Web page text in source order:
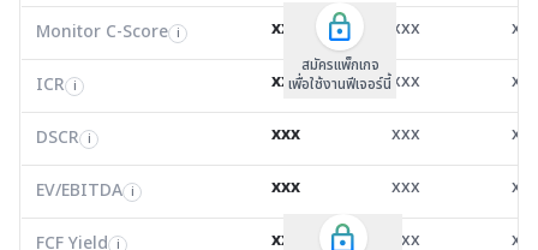
Monitor C-Score
0.00 0.00
ICR i 2.45 46.48
DSCR
EV/EBITDA
8.51 -3.03
FCF Yield i 67.44 -9.46
FCF/Net Income
34.37 -0.21
Monitor C-Score i
ICR i
DSCR i
สมัครแพ็คเกจ B
เพื่อใช้งานฟีเจอร์นี้
FCF Yield i
FCF/Net Income
Net Debt/EBITDA
ROIC i
สมัครแพ็คเกจ B
เพื่อใช้งานฟีเจอร์นี้
Monitor C-Score i xxx xxx
ICR i xxx xxx
DSCR i xxx xxx
สมัครแพ็กเกจ
เพื่อใช้งานฟีเจอร์นี้
EV/EBITDA i xxx xxx
FCF Yield i xxx xxx